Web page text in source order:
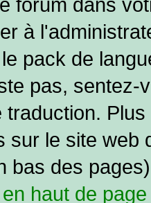
forum dans
à
pack de
pas, sentez-
traduction.
sur le site web
bas des
haut de page